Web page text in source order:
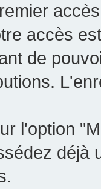
accès
de
l'option
déjà